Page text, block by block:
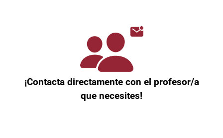
¡Contacta directamente con el profesor/a
que necesites!